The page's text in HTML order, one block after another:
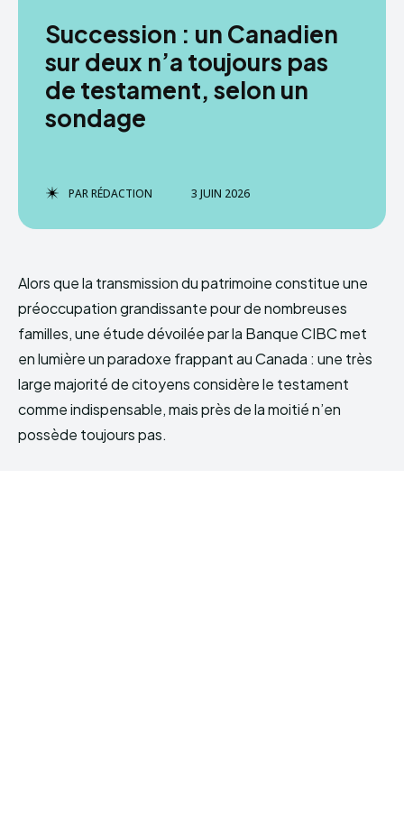
Succession : un Canadien
sur deux n’a toujours pas
de testament, selon un
sondage
PARRÉDACTION 3 JUIN 2026
Alors que la transmission du patrimoine constitue une
préoccupation grandissante pour de nombreuses
familles, une étude dévoilée par la Banque CIBC met
en lumière un paradoxe frappant au Canada : une très
large majorité de citoyens considère le testament
comme indispensable, mais près de la moitié n’en
possède toujours pas.